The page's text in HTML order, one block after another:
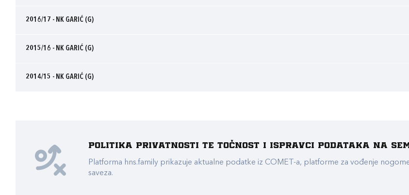
2016/17 - NK GARIĆ (G)
2015/16 - NK GARIĆ (G)
2014/15 - NK GARIĆ (G)
Politika privatnosti te točnost i ispravci podataka na
Platforma hns.family prikazuje aktualne podatke iz COMET-a, platforme za vođenje
saveza.